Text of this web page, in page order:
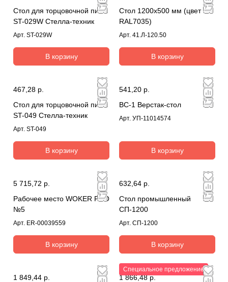
Стол для торцовочной пилы
ST-029W Стелла-техник
Арт. ST-029W
В корзину
Стол 1200х500 мм (цвет
RAL7035)
Арт. 41.Л-120.50
В корзину
467,28 р.
Стол для торцовочной пилы
ST-049 Стелла-техник
Арт. ST-049
В корзину
541,20 р.
ВС-1 Верстак-стол
Арт. УП-11014574
В корзину
5 715,72 р.
Рабочее место WOKER PRO
№5
Арт. ER-00039559
В корзину
632,64 р.
Стол промышленный
СП-1200
Арт. СП-1200
В корзину
1 849,44 р.
Специальное предложение
1 866,48 р.